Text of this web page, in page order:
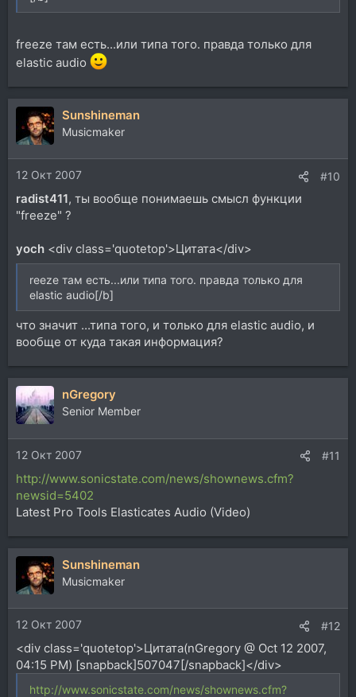
freeze там есть...или типа того. правда только для
elastic audio
Sunshineman
Musicmaker
12 Окт 2007 #10
radist411, ты вообще понимаешь смысл функции
"freeze" ?
yoch <div class='quotetop'>Цитата</div>
reeze там есть...или типа того. правда только для
elastic audio[/b]
что значит ...типа того, и только для elastic audio, и
вообще от куда такая информация?
nGregory
Senior Member
12 Окт 2007 #11
http://www.sonicstate.com/news/shownews.cfm?
newsid=5402
Latest Pro Tools Elasticates Audio (Video)
Sunshineman
Musicmaker
12 Окт 2007 #12
<div class='quotetop'>Цитата(nGregory @ Oct 12 2007,
04:15 PM) [snapback]507047[/snapback]</div>
http://www.sonicstate.com/news/shownews.cfm?